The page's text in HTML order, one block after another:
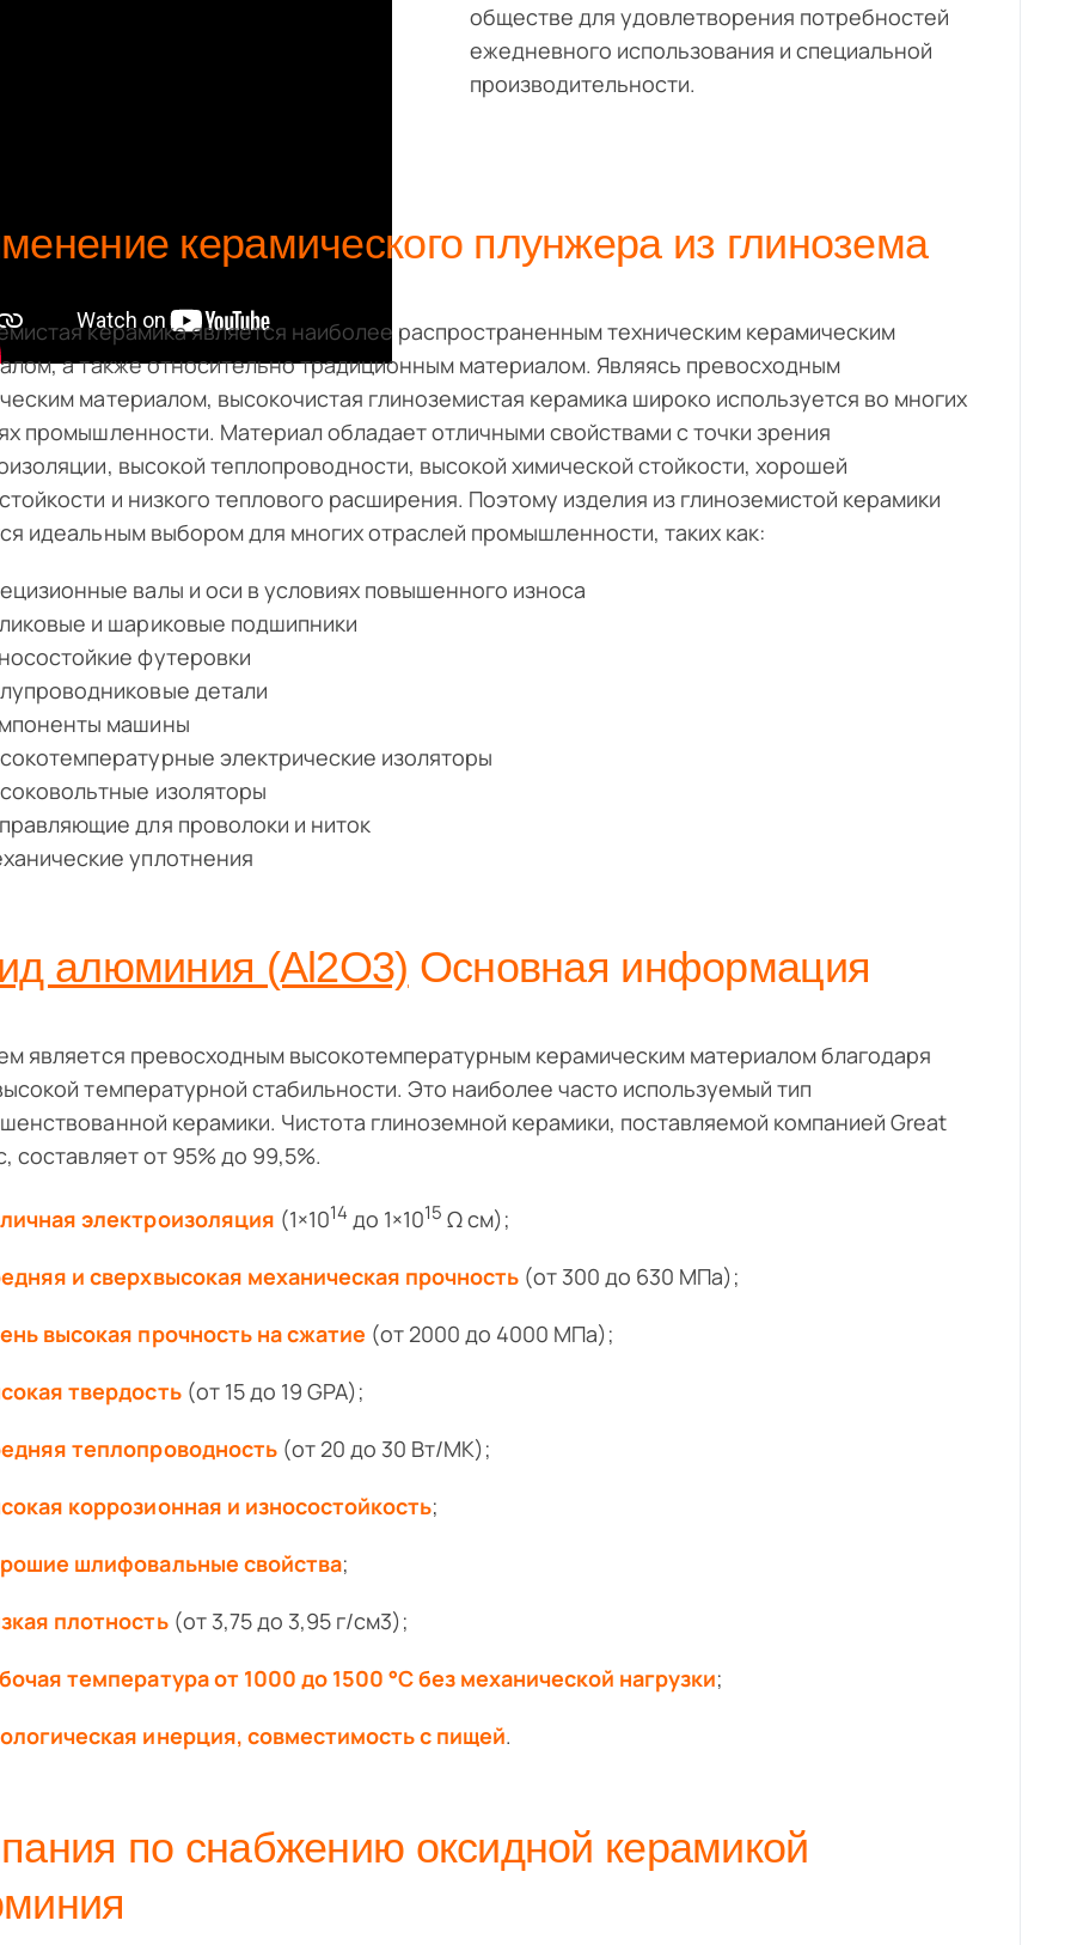
обществе для удовлетворения потребностей
ежедневного использования и специальной
производительности.
керамического плунжера из глинозема
керамика является наиболее распространенным техническим керамическим
а также относительно традиционным материалом. Являясь превосходным
материалом, высокочистая глиноземистая керамика широко используется во многих
промышленности. Материал обладает отличными свойствами с точки зрения
высокой теплопроводности, высокой химической стойкости, хорошей
и низкого теплового расширения. Поэтому изделия из глиноземистой керамики
идеальным выбором для многих отраслей промышленности, таких как:
валы и оси в условиях повышенного износа
и шариковые подшипники
футеровки
детали
машины
электрические изоляторы
изоляторы
для проволоки и ниток
уплотнения
алюминия (Al2O3) Основная информация
является превосходным высокотемпературным керамическим материалом благодаря
температурной стабильности. Это наиболее часто используемый тип
керамики. Чистота глиноземной керамики, поставляемой компанией Great
составляет от 95% до 99,5%.
электроизоляция (1×1014 до 1×1015 Ω см);
и сверхвысокая механическая прочность(от 300 до 630 МПа);
высокая прочность на сжатие (от 2000 до 4000 МПа);
твердость(от 15 до 19 GPA);
теплопроводность(от 20 до 30 Вт/МК);
коррозионная и износостойкость;
шлифовальные свойства;
плотность(от 3,75 до 3,95 г/см3);
температура от 1000 до 1500 °С без механической нагрузки;
инерция, совместимость с пищей.
по снабжению оксидной керамикой